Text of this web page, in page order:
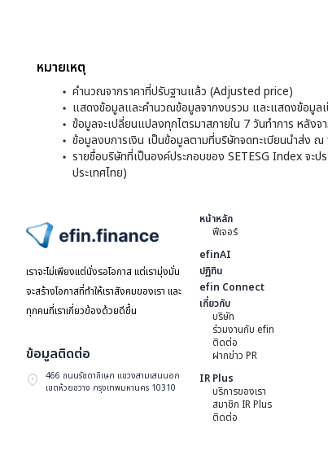
หมายเหตุ
คำนวณจากราคาที่ปรับฐานแล้ว (Adjusted price)
แสดงข้อมูลและคำนวณข้อมูลจากงบรวม และแสดงข้อมูล
ข้อมูลจะเปลี่ยนแปลงทุกไตรมาสภายใน 7 วันทำการ หลังจา
ข้อมูลงบการเงิน เป็นข้อมูลตามที่บริษัทจดทะเบียนนำส่ง
รายชื่อบริษัทที่เป็นองค์ประกอบของ SETESG Index จะ
ประเทศไทย)
ไปหน้าแรก
เราจะไม่เพียงแต่นั่งรอโอกาส แต่เรามุ่งมั่น
จะสร้างโอกาสที่ทำให้เราสังคมของเรา และ
ทุกคนที่เราเกี่ยวข้องด้วยดีขึ้น
ข้อมูลติดต่อ
466 ถนนรัชดาภิเษก แขวงสามเสนนอก
เขตห้วยขวาง กรุงเทพมหานคร 10310
หน้าหลัก
ฟีเจอร์
efinAI
ปฏิทิน
efin Connect
เกี่ยวกับ
บริษัท
ร่วมงานกับ efin
ติดต่อ
ฝากข่าว PR
IR Plus
บริการของเรา
สมาชิก IR Plus
ติดต่อ